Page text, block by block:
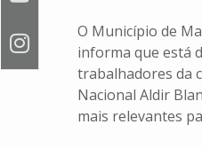
O Município de
informa que está
trabalhadores da
Nacional Aldir
mais relevantes